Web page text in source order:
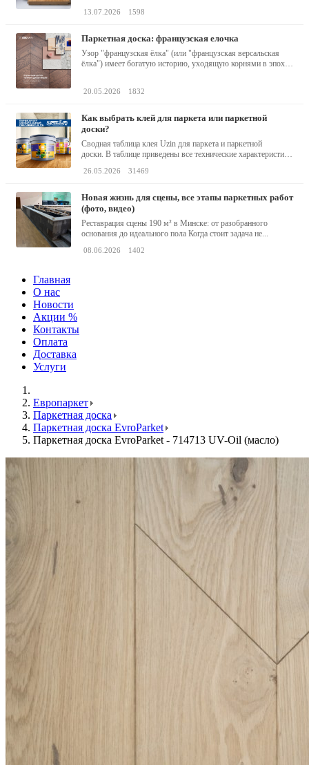
13.07.2026 1598
паркетная доска: французская елочка
Узор "французская ёлка" (или "французская версальская
ёлка") имеет богатую историю, уходящую корнями в эпоху
20.05.2026 1832
как выбрать клей для паркета или паркетной
доски?
Сводная таблица клея Uzin для паркета и паркетной
доски. В таблице приведены все технические характеристики
26.05.2026 31469
новая жизнь для сцены, все этапы паркетных работ
(фото, видео)
Реставрация сцены 190 м² в Минске: от разобранного
основания до идеального пола Когда стоит задача не...
08.06.2026 1402
Главная
О нас
Новости
Акции %
Контакты
Оплата
Доставка
Услуги
Европаркет
Паркетная доска
Паркетная доска EvroParket
Паркетная доска EvroParket - 714713 UV-Oil (масло)